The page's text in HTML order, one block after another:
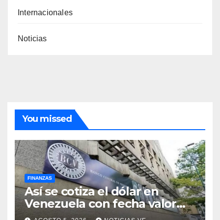
Internacionales
Noticias
You missed
FINANZAS
Así se cotiza el dólar en
Venezuela con fecha valor
jueves 6 de agosto de 2026